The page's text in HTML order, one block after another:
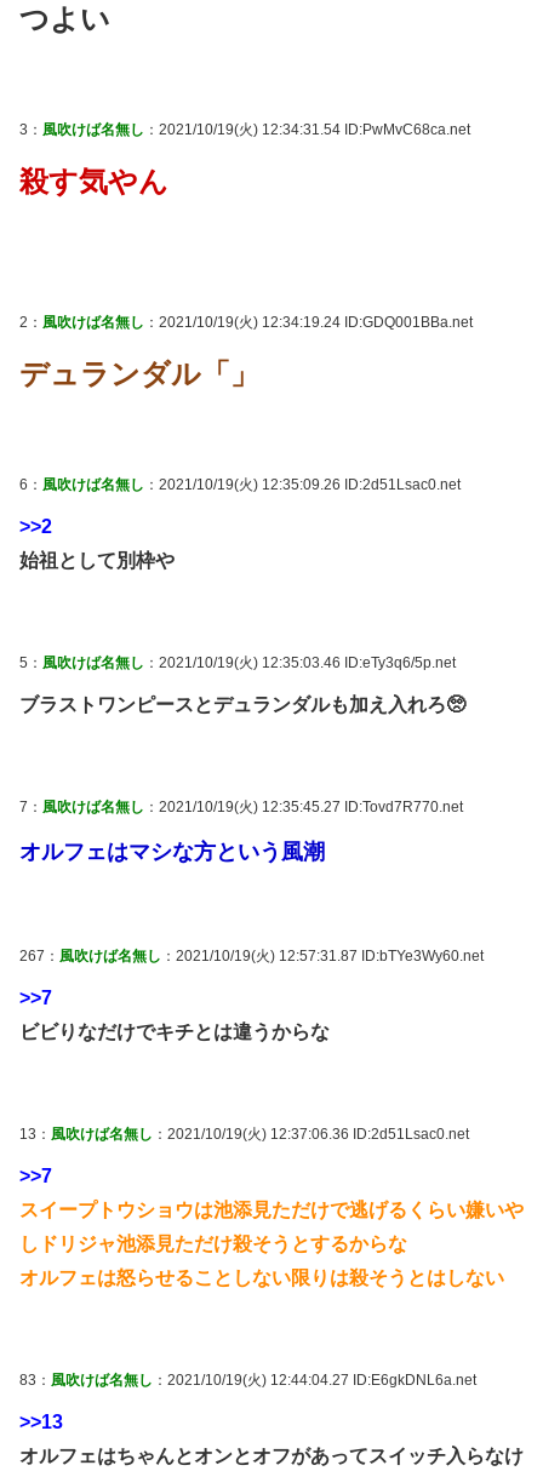
つよい
3： 風吹けば名無し ：2021/10/19(火) 12:34:31.54 ID:PwMvC68ca.net
殺す気やん
2： 風吹けば名無し ：2021/10/19(火) 12:34:19.24 ID:GDQ001BBa.net
デュランダル「」
6： 風吹けば名無し ：2021/10/19(火) 12:35:09.26 ID:2d51Lsac0.net
>>2
始祖として別枠や
5： 風吹けば名無し ：2021/10/19(火) 12:35:03.46 ID:eTy3q6/5p.net
ブラストワンピースとデュランダルも加え入れろ🥺
7： 風吹けば名無し ：2021/10/19(火) 12:35:45.27 ID:Tovd7R770.net
オルフェはマシな方という風潮
267： 風吹けば名無し ：2021/10/19(火) 12:57:31.87 ID:bTYe3Wy60.net
>>7
ビビりなだけでキチとは違うからな
13： 風吹けば名無し ：2021/10/19(火) 12:37:06.36 ID:2d51Lsac0.net
>>7
スイープトウショウは池添見ただけで逃げるくらい嫌いや
しドリジャ池添見ただけ殺そうとするからな
オルフェは怒らせることしない限りは殺そうとはしない
83： 風吹けば名無し ：2021/10/19(火) 12:44:04.27 ID:E6gkDNL6a.net
>>13
オルフェはちゃんとオンとオフがあってスイッチ入らなけ